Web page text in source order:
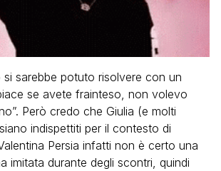
sarebbe potuto risolvere con un
se avete frainteso, non volevo
Però credo che Giulia (e molti
indispettiti per il contesto di
Persia infatti non è certo una
imitata durante degli scontri, quindi